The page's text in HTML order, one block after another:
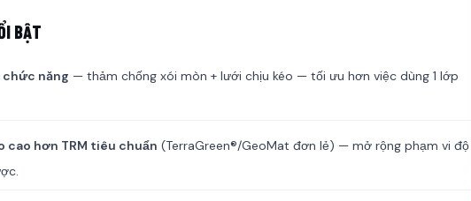
BẬT
chức năng — thảm chống xói mòn + lưới chịu kéo — tối ưu hơn việc dùng 1 lớp
cao hơn TRM tiêu chuẩn (TerraGreen®/GeoMat đơn lẻ) — mở rộng phạm vi độ